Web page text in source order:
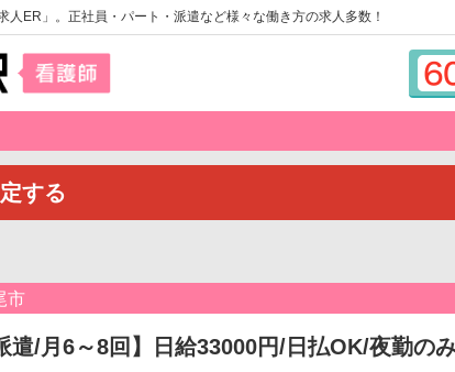
人ER」。正社員・パート・派遣など様々な働き方の求人多数！
する
市
遣/月6～8回】日給33000円/日払OK/夜勤